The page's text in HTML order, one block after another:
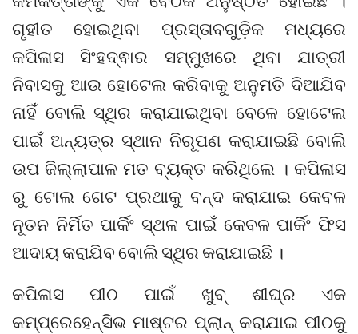
ଗୃହୀତ ହୋଇଥିବା ପ୍ରସ୍ତାବଗୁଡ଼ିକ ମଧ୍ୟରେ
କପିଳାସ ସିଂହଦ୍ଵାର ସମ୍ମୁଖରେ ଥିବା ଯାତ୍ରୀ
ନିବାସକୁ ଆଉ ହୋଟେଲ କରିବାକୁ ଅନୁମତି ଦିଆଯିବ
ନାହିଁ ବୋଲି ସ୍ଥିର କରାଯାଇଥିବା ବେଳେ ହୋଟେଲ
ପାଇଁ ଅନ୍ୟତ୍ର ସ୍ଥାନ ନିରୂପଣ କରାଯାଇଛି ବୋଲି
ଉପ ଜିଲ୍ଲାପାଳ ମତ ବ୍ୟକ୍ତ କରିଥିଲେ । କପିଳାସ
ରୁ ଟୋଲ ଗେଟ ପ୍ରଥାକୁ ବନ୍ଦ କରାଯାଇ କେବଳ
ନୂତନ ନିର୍ମିତ ପାର୍କିଂ ସ୍ଥଳ ପାଇଁ କେବଳ ପାର୍କିଂ ଫିସ
ଆଦାୟ କରାଯିବ ବୋଲି ସ୍ଥିର କରାଯାଇଛି ।
କପିଳାସ ପୀଠ ପାଇଁ ଖୁବ୍ ଶୀଘ୍ର ଏକ
କମ୍ପ୍ରେହେନ୍ସିଭ ମାଷ୍ଟର ପ୍ଲାନ୍ କରାଯାଇ ପୀଠକୁ